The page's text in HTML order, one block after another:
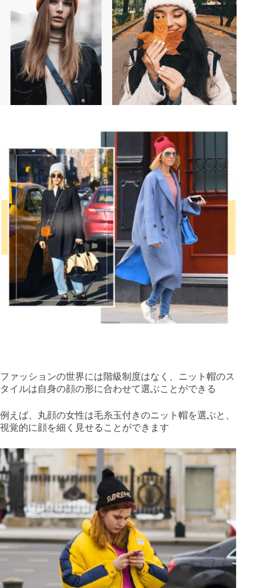
ファッションの世界には階級制度はなく、ニット帽のス
タイルは自身の顔の形に合わせて選ぶことができる
例えば、丸顔の女性は毛糸玉付きのニット帽を選ぶと、
視覚的に顔を細く見せることができます